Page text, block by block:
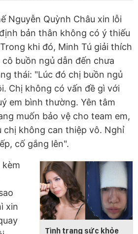
Nguyễn Quỳnh Châu xin lỗi
bản thân không có ý thiếu
khi đó, Minh Tú giải thích
buồn ngủ dẫn đến chưa
thái: "Lúc đó chị buồn ngủ
Chị không có vấn đề gì với
em bình thường. Yên tâm
muốn bảo vệ cho team em,
chị không can thiệp vô. Nghỉ
cố gắng lên".
Tình trạng sức khỏe
kèm
xin